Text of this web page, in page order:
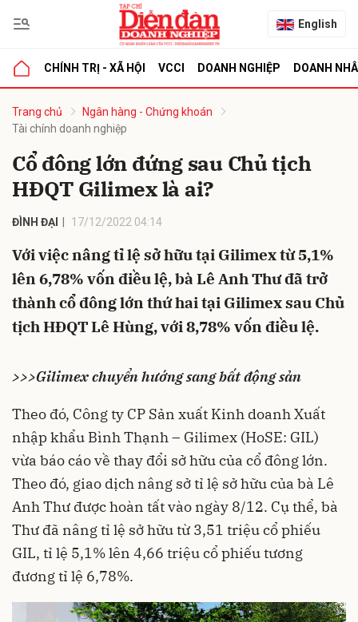
English
CHÍNH TRỊ - XÃ HỘI VCCI DOANH NGHIỆP DOANH
Trang chủ
Ngân hàng - Chứng khoán
Tài chính doanh nghiệp
Cổ đông lớn đứng sau Chủ tịch
HĐQT Gilimex là ai?
ĐÌNH ĐẠI 17/12/2022 04:14
Với việc nâng tỉ lệ sở hữu tại Gilimex từ 5,1%
lên 6,78% vốn điều lệ, bà Lê Anh Thư đã trở
thành cổ đông lớn thứ hai tại Gilimex sau Chủ
tịch HĐQT Lê Hùng, với 8,78% vốn điều lệ.
>>>Gilimex chuyển hướng sang bất động sản
Theo đó, Công ty CP Sản xuất Kinh doanh Xuất
nhập khẩu Bình Thạnh – Gilimex (HoSE: GIL)
vừa báo cáo về thay đổi sở hữu của cổ đông lớn.
Theo đó, giao dịch nâng sở tỉ lệ sở hữu của bà Lê
Anh Thư được hoàn tất vào ngày 8/12. Cụ thể, bà
Thư đã nâng tỉ lệ sở hữu từ 3,51 triệu cổ phiếu
GIL, tỉ lệ 5,1% lên 4,66 triệu cổ phiếu tương
đương tỉ lệ 6,78%.
luận